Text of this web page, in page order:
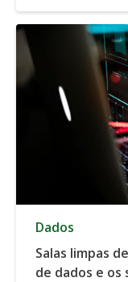
Dados
Salas limpas
de dados e os